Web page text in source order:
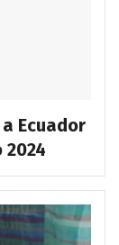
Ecuador
2024